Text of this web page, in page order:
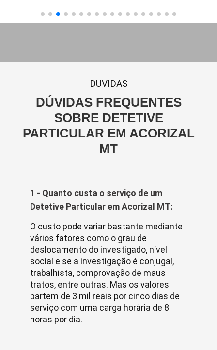
DUVIDAS
DÚVIDAS FREQUENTES
SOBRE DETETIVE
PARTICULAR EM ACORIZAL
MT
1 - Quanto custa o serviço de um
Detetive Particular em Acorizal MT:
O custo pode variar bastante mediante
vários fatores como o grau de
deslocamento do investigado, nível
social e se a investigação é conjugal,
trabalhista, comprovação de maus
tratos, entre outras. Mas os valores
partem de 3 mil reais por cinco dias de
serviço com uma carga horária de 8
horas por dia.